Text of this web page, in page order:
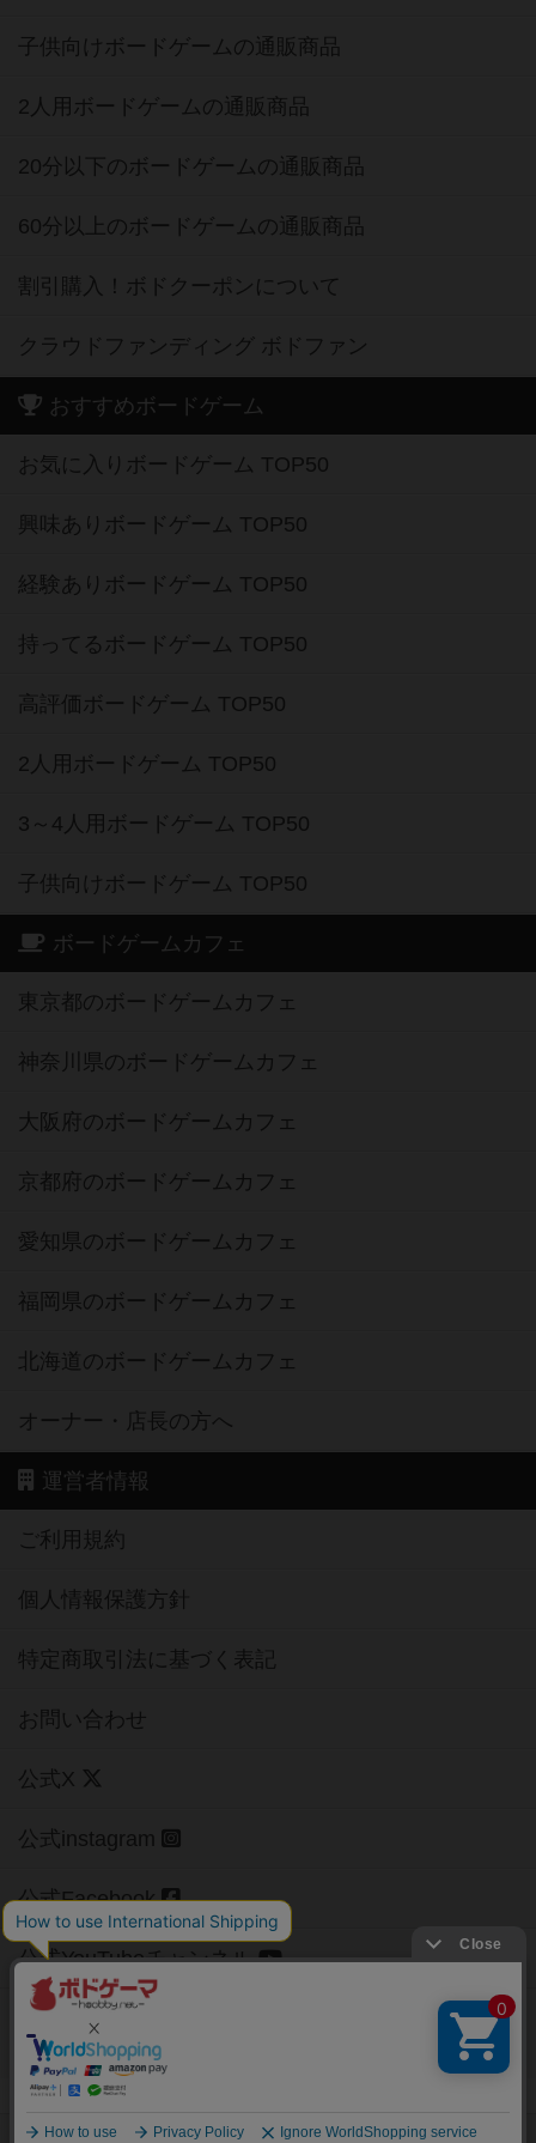
子供向けボードゲームの通販商品
2人用ボードゲームの通販商品
20分以下のボードゲームの通販商品
60分以上のボードゲームの通販商品
割引購入！ボドクーポンについて
クラウドファンディング ボドファン
おすすめボードゲーム
お気に入りボードゲーム TOP50
興味ありボードゲーム TOP50
経験ありボードゲーム TOP50
持ってるボードゲーム TOP50
高評価ボードゲーム TOP50
2人用ボードゲーム TOP50
3～4人用ボードゲーム TOP50
子供向けボードゲーム TOP50
ボードゲームカフェ
東京都のボードゲームカフェ
神奈川県のボードゲームカフェ
大阪府のボードゲームカフェ
京都府のボードゲームカフェ
愛知県のボードゲームカフェ
福岡県のボードゲームカフェ
北海道のボードゲームカフェ
オーナー・店長の方へ
運営者情報
ご利用規約
個人情報保護方針
特定商取引法に基づく表記
お問い合わせ
公式X
公式instagram
公式Facebook
公式YouTubeチャンネル